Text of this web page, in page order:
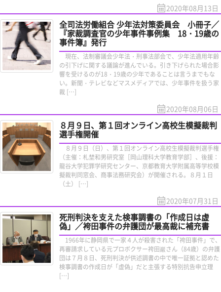
2020年08月13日
全司法労働組合 少年法対策委員会 小冊子／
『家裁調査官の少年事件事例集 18・19歳の
事件簿』発行
現在、法制審議会少年法・刑事法部会で、少年法適用年齢
の引下げに関する議論が進んでいる。引き下げられた場合影
響を受けるのが18・19歳の少年であることは言うまでもな
い。新聞・テレビなどマスメディアでは、少年事件を扱う家
裁 […]
2020年08月06日
８月９日、第１回オンライン高校生模擬裁判
選手権開催
８月９日（日）、第１回オンライン高校生模擬裁判選手権
（主催：札埜和男研究室［岡山理科大学教育学部］、後援：
龍谷大学犯罪学研究センター、京都教育大学附属高等学校模
擬裁判同窓会、商事法務研究会）が開催される。８月１日
（土） […]
2020年07月31日
死刑判決を支えた検事調書の「作成日は虚
偽」／袴田事件の弁護団が最高裁に補充書
1966年に静岡県で一家４人が殺害された「袴田事件」で、
再審請求している元プロボクサー袴田巖さん（84歳）の弁護
団は７月８日、死刑判決が供述調書の中で唯一証拠と認めた
検事調書の作成日が「虚偽」だと主張する特別抗告申立理
[…]